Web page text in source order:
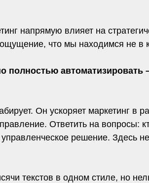
напрямую влияет на
что мы находимся не в
автоматизировать
Он ускоряет маркетинг в
Ответить на вопросы:
решение. Здесь
текстов в одном стиле, но